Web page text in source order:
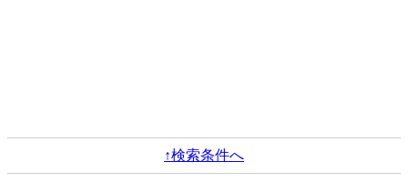
↑検索条件へ